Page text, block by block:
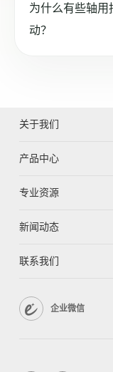
为什么有些轴用
动？
关于我们
产品中心
专业资源
新闻动态
联系我们
企业微信